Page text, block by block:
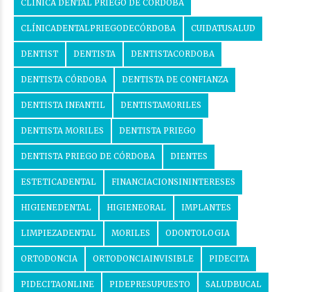
CLÍNICA DENTAL PRIEGO DE CÓRDOBA
CLÍNICADENTALPRIEGODECÓRDOBA CUIDATUSALUD
DENTIST DENTISTA DENTISTACORDOBA
DENTISTA CÓRDOBA DENTISTA DE CONFIANZA
DENTISTA INFANTIL DENTISTAMORILES
DENTISTA MORILES DENTISTA PRIEGO
DENTISTA PRIEGO DE CÓRDOBA DIENTES
ESTETICADENTAL FINANCIACIONSININTERESES
HIGIENEDENTAL HIGIENEORAL IMPLANTES
LIMPIEZADENTAL MORILES ODONTOLOGIA
ORTODONCIA ORTODONCIAINVISIBLE PIDECITA
PIDECITAONLINE PIDEPRESUPUESTO SALUDBUCAL